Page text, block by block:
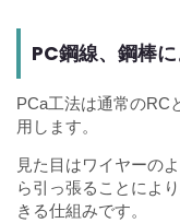
PC鋼線、鋼棒
PCa工法は通常のRC
用します。
見た目はワイヤーの
ら引っ張ることによ
きる仕組みです。